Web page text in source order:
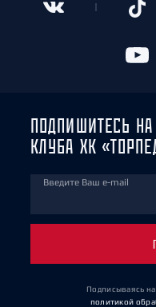
ПОДПИШИТЕСЬ
КЛУБА ХК
Введите Ваш e-mail
Подписываясь
политикой